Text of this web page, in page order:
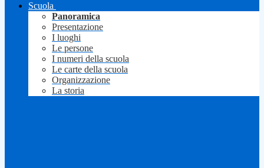
Scuola
Panoramica
Presentazione
I luoghi
Le persone
I numeri della scuola
Le carte della scuola
Organizzazione
La storia